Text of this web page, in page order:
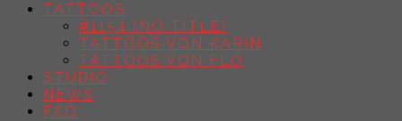
TATTOOS
#1154 (NO TITLE)
TATTOOS VON KARIN
TATTOOS VON FLO
STUDIO
NEWS
FAQ